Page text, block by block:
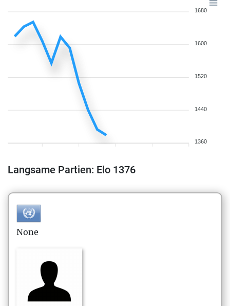
1680
1600
1520
1440
1360
Langsame Partien: Elo 1376
None